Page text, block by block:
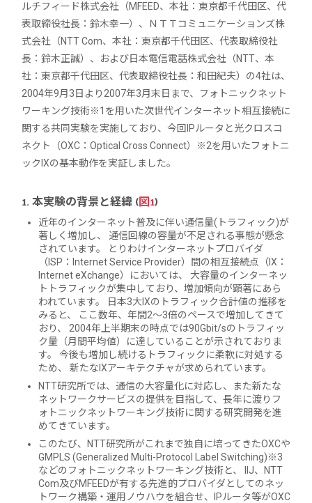
ルチフィード株式会社（MFEED、本社：東京都千代田区、代
表取締役社長：鈴木幸一）、ＮＴＴコミュニケーションズ株
式会社（NTT Com、本社：東京都千代田区、代表取締役社
長：鈴木正誠）、および日本電信電話株式会社（NTT、本
社：東京都千代田区、代表取締役社長：和田紀夫）の4社は、
2004年9月3日より2007年3月末日まで、フォトニックネット
ワーキング技術※1を用いた次世代インターネット相互接続に
関する共同実験を実施しており、今回IPルータと光クロスコ
ネクト（OXC：Optical Cross Connect）※2を用いたフォトニ
ックIXの基本動作を実証しました。
1. 本実験の背景と経緯 (図1)
近年のインターネット普及に伴い通信量(トラフィック)が
著しく増加し、 通信回線の容量が不足される事態が懸念
されています。 とりわけインターネットプロバイダ
（ISP：Internet Service Provider）間の相互接続点（IX：
Internet eXchange）においては、 大容量のインターネッ
トトラフィックが集中しており、増加傾向が顕著にあら
われています。 日本3大IXのトラフィック合計値の推移を
みると、 ここ数年、年間2～3倍のペースで増加してきて
おり、 2004年上半期末の時点では90Gbit/sのトラフィッ
ク量（月間平均値）に達していることが示されておりま
す。 今後も増加し続けるトラフィックに柔軟に対処する
ため、 新たなIXアーキテクチャが求められています。
NTT研究所では、通信の大容量化に対応し、また新たな
ネットワークサービスの提供を目指して、長年に渡りフ
ォトニックネットワーキング技術に関する研究開発を進
めてきています。
このたび、NTT研究所がこれまで独自に培ってきたOXCや
GMPLS (Generalized Multi-Protocol Label Switching)※3
などのフォトニックネットワーキング技術と、 IIJ、NTT
Com及びMFEEDが有する先進的プロバイダとしてのネッ
トワーク構築・運用ノウハウを組合せ、IPルータ等がOXC